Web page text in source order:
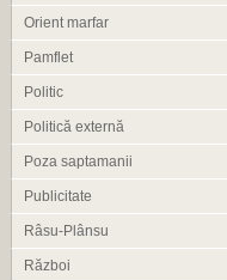
Orient marfar
Pamflet
Politic
Politică externă
Poza saptamanii
Publicitate
Râsu-Plânsu
Război